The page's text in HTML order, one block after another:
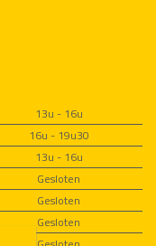
13u - 16u
16u - 19u30
13u - 16u
Gesloten
Gesloten
Gesloten